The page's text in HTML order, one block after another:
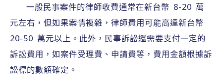
一般民事案件的律師收費通常在新台幣 8-20 萬
元左右，但如果案情複雜，律師費用可能高達新台幣
20-50 萬元以上。此外，民事訴訟還需要支付一定的
訴訟費用，如案件受理費、申請費等，費用金額根據訴
訟標的數額確定。